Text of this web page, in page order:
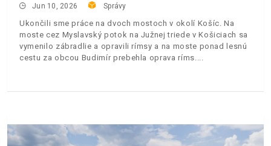
Jun 10, 2026 Správy
Ukončili sme práce na dvoch mostoch v okolí Košíc. Na
moste cez Myslavský potok na Južnej triede v Košiciach sa
vymenilo zábradlie a opravili rímsy a na moste ponad lesnú
cestu za obcou Budimír prebehla oprava ríms.